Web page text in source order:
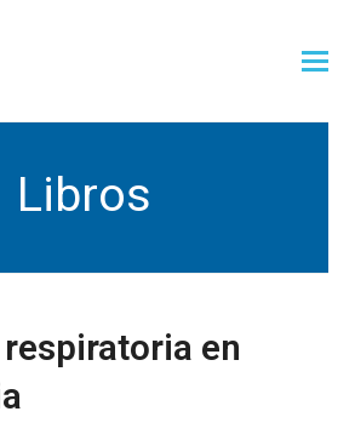
Libros
en